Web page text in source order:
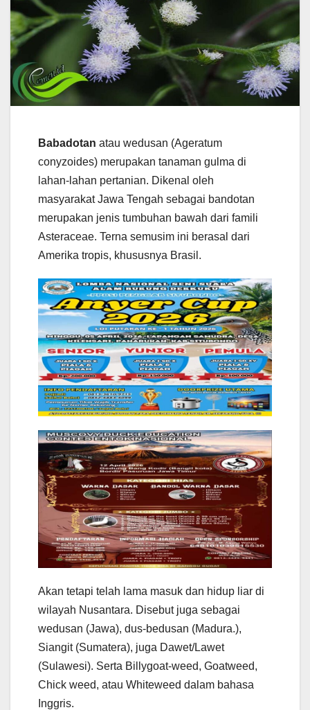
Babadotan atau wedusan (Ageratum
conyzoides) merupakan tanaman gulma di
lahan-lahan pertanian. Dikenal oleh
masyarakat Jawa Tengah sebagai bandotan
merupakan jenis tumbuhan bawah dari famili
Asteraceae. Terna semusim ini berasal dari
Amerika tropis, khususnya Brasil.
Akan tetapi telah lama masuk dan hidup liar di
wilayah Nusantara. Disebut juga sebagai
wedusan (Jawa), dus-bedusan (Madura.),
Siangit (Sumatera), juga Dawet/Lawet
(Sulawesi). Serta Billygoat-weed, Goatweed,
Chick weed, atau Whiteweed dalam bahasa
Inggris.